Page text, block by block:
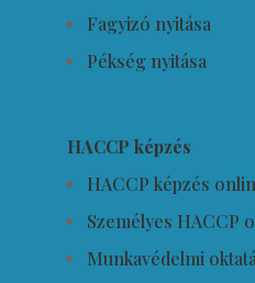
Fagyizó nyitása
Pékség nyitása
HACCP képzés
HACCP képzés
Személyes HACCP
Munkavédelmi